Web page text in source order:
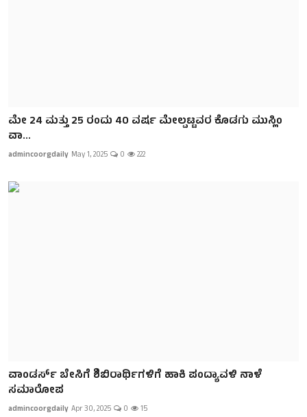
ಮೇ 24 ಮತ್ತು 25 ರಂದು 40 ವರ್ಷ ಮೇಲ್ಪಟ್ಟವರ ಕೊಡಗು ಮುಸ್ಲಿಂ
ವಾ...
admincoorgdaily May 1, 2025 0 222
ವಾಂಡರ್ಸ್ ಬೇಸಿಗೆ ಶಿಬಿರಾರ್ಥಿಗಳಿಗೆ ಹಾಕಿ ಪಂದ್ಯಾವಳಿ ನಾಳೆ
ಸಮಾರೋಪ
admincoorgdaily Apr 30, 2025 0 15